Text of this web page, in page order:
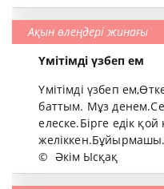
Ақын өлеңдері жинағы
Үмітімді үзбеп ем
Үмітімді үзбеп
баттым. Мұз
елеске.Бірге едік
© Әкім Ысқақ